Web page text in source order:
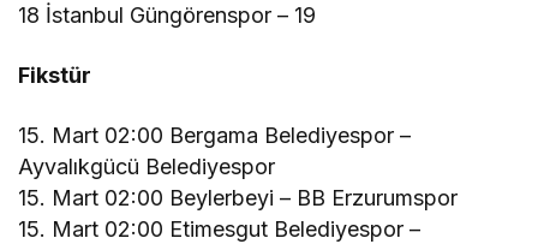
18 İstanbul Güngörenspor – 19
Fikstür
15. Mart 02:00 Bergama Belediyespor –
Ayvalıkgücü Belediyespor
15. Mart 02:00 Beylerbeyi – BB Erzurumspor
15. Mart 02:00 Etimesgut Belediyespor –